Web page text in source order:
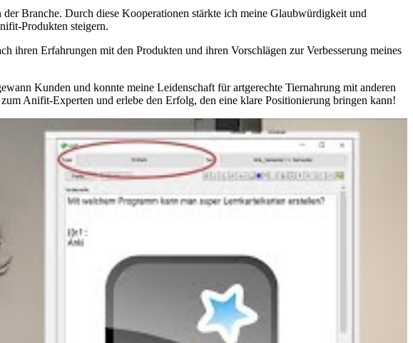
Branche. Durch diese Kooperationen stärkte ich meine Glaubwürdigkeit und
Produkten steigern.
ihren Erfahrungen mit den Produkten⁣ und ihren Vorschlägen zur Verbesserung meines
Kunden und‍ konnte meine Leidenschaft für artgerechte Tiernahrung mit anderen
Anifit-Experten und ⁣erlebe ‍den ⁤Erfolg, den eine klare Positionierung bringen kann!